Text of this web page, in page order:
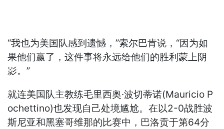
“我也为美国队感到遗憾，”索尔巴肯说，“因为如
果他们赢了，这件事将永远给他们的胜利蒙上阴
影。”
就连美国队主教练毛里西奥·波切蒂诺(Mauricio P
ochettino)也发现自己处境尴尬。在以2-0战胜波
斯尼亚和黑塞哥维那的比赛中，巴洛贡于第64分